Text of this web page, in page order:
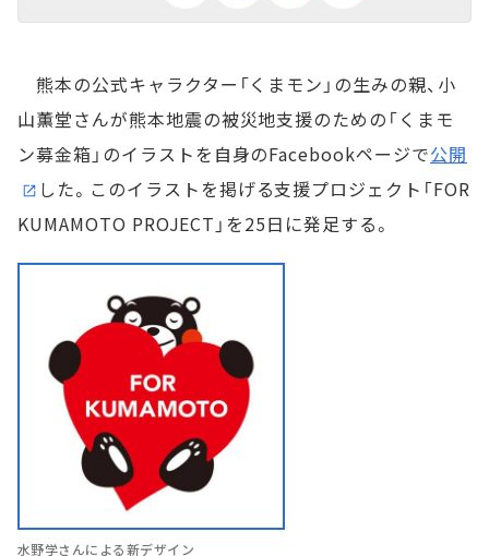
熊本の公式キャラクター「くまモン」の生みの親、小
山薫堂さんが熊本地震の被災地支援のための「くまモ
ン募金箱」のイラストを自身のFacebookページで公開
した。このイラストを掲げる支援プロジェクト「FOR
KUMAMOTO PROJECT」を25日に発足する。
水野学さんによる新デザイン